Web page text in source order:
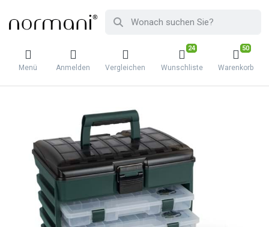
Menü Anmelden Vergleichen
24
Wunschliste
50
Warenkorb